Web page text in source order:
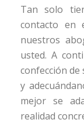
Tan solo
contacto en
nuestros
usted. A
confección
y
mejor se
realidad